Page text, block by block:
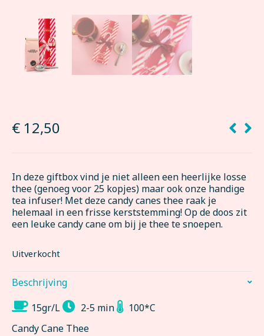
€ 12,50
In deze giftbox vind je niet alleen een heerlijke losse
thee (genoeg voor 25 kopjes) maar ook onze handige
tea infuser! Met deze candy canes thee raak je
helemaal in een frisse kerststemming! Op de doos zit
een leuke candy cane om bij je thee te snoepen.
Uitverkocht
Beschrijving
15gr/L
2-5 min
100*C
Candy Cane Thee